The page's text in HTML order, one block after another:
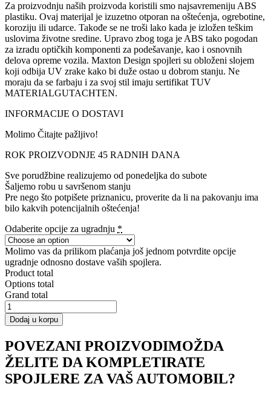
Za proizvodnju naših proizvoda koristili smo najsavremeniju ABS
plastiku. Ovaj materijal je izuzetno otporan na oštećenja, ogrebotine,
koroziju ili udarce. Takođe se ne troši lako kada je izložen teškim
uslovima životne sredine. Upravo zbog toga je ABS tako pogodan
za izradu optičkih komponenti za podešavanje, kao i osnovnih
delova opreme vozila. Maxton Design spojleri su obloženi slojem
koji odbija UV zrake kako bi duže ostao u dobrom stanju. Ne
moraju da se farbaju i za svoj stil imaju sertifikat TUV
MATERIALGUTACHTEN.
INFORMACIJE O DOSTAVI
Molimo Čitajte pažljivo!
ROK PROIZVODNJE 45 RADNIH DANA
Sve porudžbine realizujemo od ponedeljka do subote
Šaljemo robu u savršenom stanju
Pre nego što potpišete priznanicu, proverite da li na pakovanju ima
bilo kakvih potencijalnih oštećenja!
Odaberite opcije za ugradnju *
Molimo vas da prilikom plaćanja još jednom potvrdite opcije
ugradnje odnosno dostave vaših spojlera.
Product total
Options total
Grand total
FRONT
SPLITTER
v.2
POLO
MK5
GTI
(FACELIFT)
Dodaj u korpu
POVEZANI PROIZVODIMOŽDA
ŽELITE DA KOMPLETIRATE
SPOJLERE ZA VAŠ AUTOMOBIL?